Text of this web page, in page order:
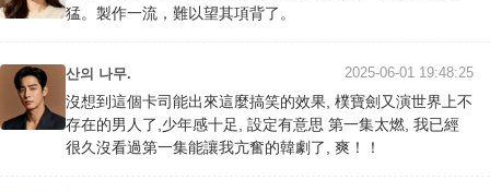
猛。製作一流，難以望其項背了。
산의 나무. 2025-06-01 19:48:25
沒想到這個卡司能出來這麼搞笑的效果, 樸寶劍又演世界上不
存在的男人了,少年感十足, 設定有意思 第一集太燃, 我已經
很久沒看過第一集能讓我亢奮的韓劇了, 爽！！